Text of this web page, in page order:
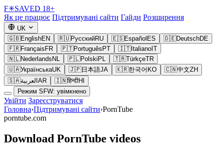
F✳SAVED 18+
Як це працює Підтримувані сайти Гайди Розширення
UK
🇬🇧EnglishEN 🇷🇺РусскийRU 🇪🇸Español ES 🇩🇪DeutschDE
🇫🇷Français FR 🇵🇹Português PT 🇮🇹Italiano IT
🇳🇱Nederlands NL 🇵🇱Polski PL 🇹🇷TürkçeTR
🇺🇦УкраїнськаUK 🇯🇵日本語JA 🇰🇷한국어 KO 🇨🇳中文ZH
🇸🇦العربية AR 🇮🇳हिन्दीHI
Режим SFW: увімкнено
Увійти Зареєструватися
Головна›Підтримувані сайти›PornTube
porntube.com
Download PornTube videos